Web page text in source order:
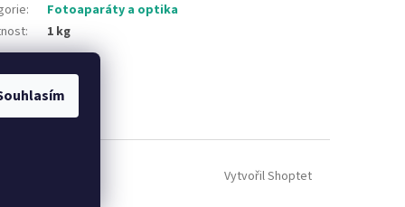
:
Fotoaparáty a optika
: 1 kg
Vytvořil Shoptet